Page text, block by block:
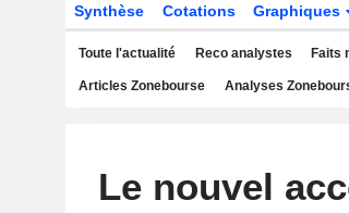
Synthèse Cotations Graphiques
Toute l'actualité Reco analystes Faits
Articles Zonebourse Analyses
Le nouvel